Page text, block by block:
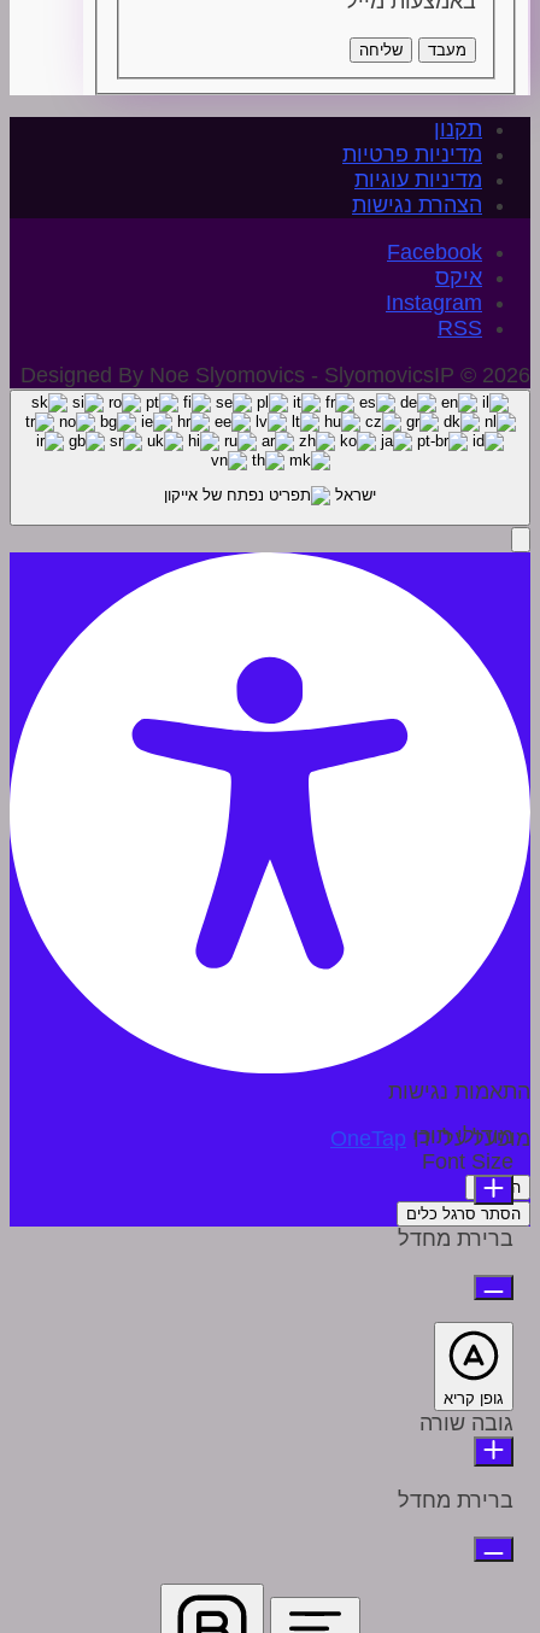
מעבד שליחה
תקנון
מדיניות פרטיות
מדיניות עוגיות
הצהרת נגישות
איקס
Instagram
Designed By Noe Slyomovics - SlyomovicsIP © 2026
ישראל
התאמות נגישות
מופעל על ידי OneTap
הצהרה
הסתר סרגל כלים
מודולי תוכן
Font Size
ברירת מחדל
גופן קריא
גובה שורה
ברירת מחדל